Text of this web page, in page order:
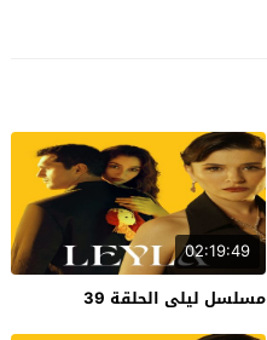
02:19:49
مسلسل ليلى الحلقة 39